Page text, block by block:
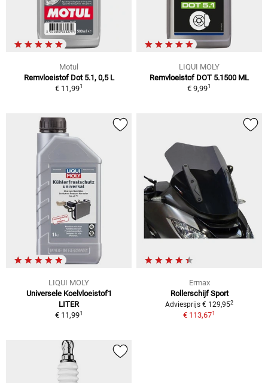
Motul
Remvloeistof Dot 5.1, 0,5 L
€ 11,991
LIQUI MOLY
Remvloeistof DOT 5.1500 ML
€ 9,991
LIQUI MOLY
Universele Koelvloeistof1
LITER
€ 11,991
Ermax
Rollerschijf Sport
Adviesprijs € 129,952
€ 113,671